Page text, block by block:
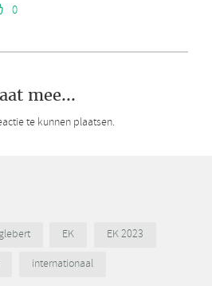
0
mee...
te kunnen plaatsen.
EK
EK 2023
internationaal